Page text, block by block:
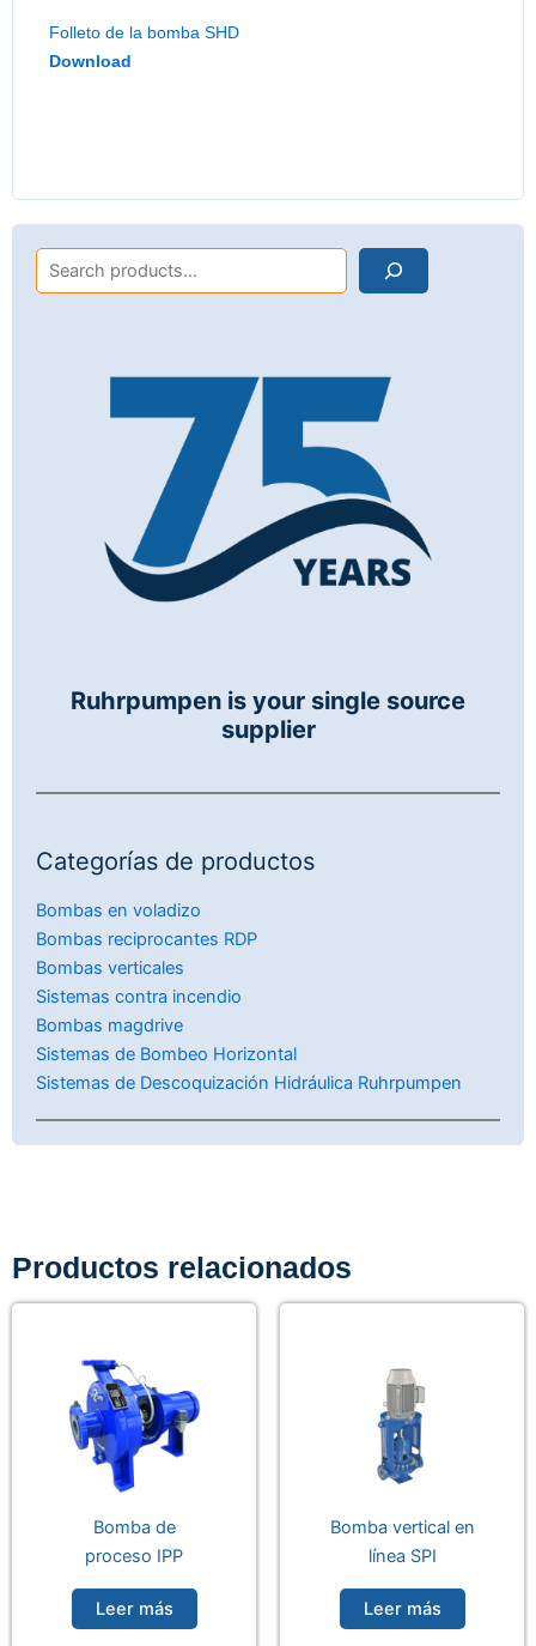
Folleto de la bomba SHD
Download
Search
Ruhrpumpen is your single source
supplier
Categorías de productos
Bombas en voladizo
Bombas reciprocantes RDP
Bombas verticales
Sistemas contra incendio
Bombas magdrive
Sistemas de Bombeo Horizontal
Sistemas de Descoquización Hidráulica Ruhrpumpen
Productos relacionados
Bomba de
proceso IPP
Leer más
Bomba vertical en
línea SPI
Leer más